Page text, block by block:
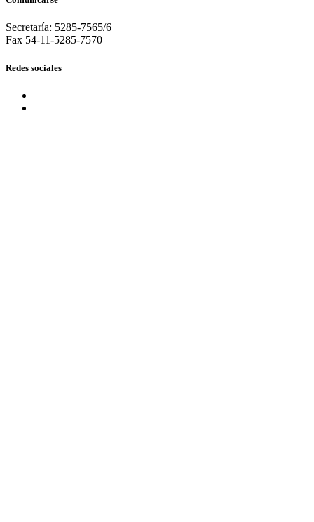
Secretaría: 5285-7565/6
Fax 54-11-5285-7570
Redes sociales